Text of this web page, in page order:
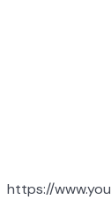
https://